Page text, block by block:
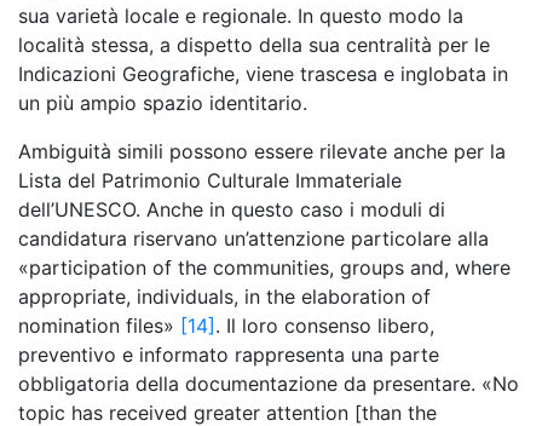
sua varietà locale e regionale. In questo modo la
località stessa, a dispetto della sua centralità per le
Indicazioni Geografiche, viene trascesa e inglobata in
un più ampio spazio identitario.
Ambiguità simili possono essere rilevate anche per la
Lista del Patrimonio Culturale Immateriale
dell’UNESCO. Anche in questo caso i moduli di
candidatura riservano un’attenzione particolare alla
«participation of the communities, groups and, where
appropriate, individuals, in the elaboration of
nomination files» [14]. Il loro consenso libero,
preventivo e informato rappresenta una parte
obbligatoria della documentazione da presentare. «No
topic has received greater attention [than the